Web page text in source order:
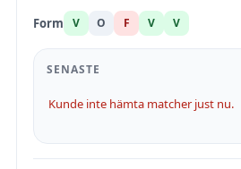
Form V O F V V
SENASTE
Kunde inte hämta matcher just nu.